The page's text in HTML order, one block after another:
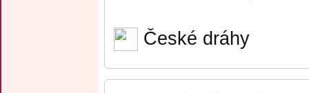
České dráhy